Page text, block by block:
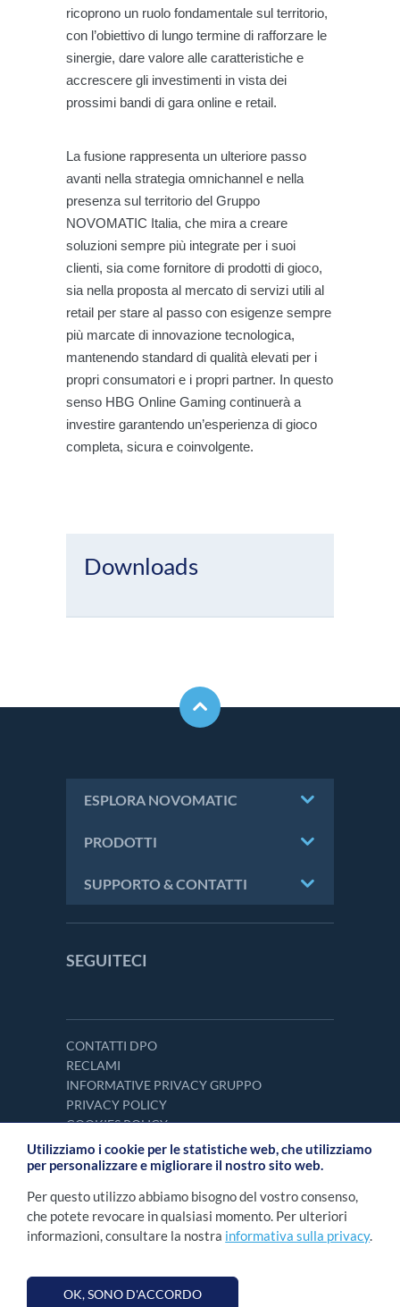
ricoprono un ruolo fondamentale sul territorio,
con l’obiettivo di lungo termine di rafforzare le
sinergie, dare valore alle caratteristiche e
accrescere gli investimenti in vista dei
prossimi bandi di gara online e retail.
La fusione rappresenta un ulteriore passo
avanti nella strategia omnichannel e nella
presenza sul territorio del Gruppo
NOVOMATIC Italia, che mira a creare
soluzioni sempre più integrate per i suoi
clienti, sia come fornitore di prodotti di gioco,
sia nella proposta al mercato di servizi utili al
retail per stare al passo con esigenze sempre
più marcate di innovazione tecnologica,
mantenendo standard di qualità elevati per i
propri consumatori e i propri partner. In questo
senso HBG Online Gaming continuerà a
investire garantendo un’esperienza di gioco
completa, sicura e coinvolgente.
Downloads
ESPLORA NOVOMATIC
PRODOTTI
SUPPORTO & CONTATTI
SEGUITECI
CONTATTI DPO
RECLAMI
INFORMATIVE PRIVACY GRUPPO
PRIVACY POLICY
COOKIES POLICY
Utilizziamo i cookie per le statistiche web, che utilizziamo
per personalizzare e migliorare il nostro sito web.
Per questo utilizzo abbiamo bisogno del vostro consenso,
che potete revocare in qualsiasi momento. Per ulteriori
informazioni, consultare la nostra informativa sulla privacy.
OK, SONO D'ACCORDO